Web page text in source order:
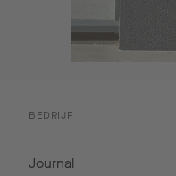
BEDRIJF
Journal